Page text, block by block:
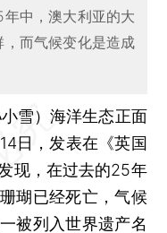
中，澳大利亚的大
而气候变化是造成
雪）海洋生态正面
日，发表在《英国
现，在过去的25年
瑚已经死亡，气候
被列入世界遗产名